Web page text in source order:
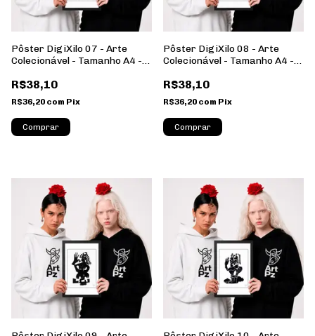
Pôster DigiXilo 07 - Arte
Colecionável - Tamanho A4 -
Retrato
R$38,10
R$36,20 com Pix
Comprar
Pôster DigiXilo 08 - Arte
Colecionável - Tamanho A4 -
Retrato
R$38,10
R$36,20 com Pix
Comprar